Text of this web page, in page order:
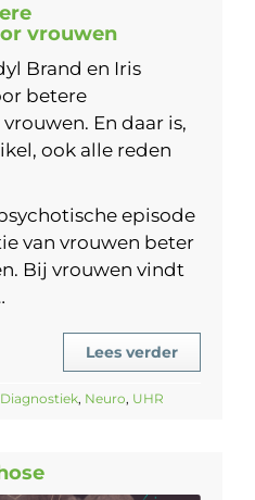
vrouwen
Brand en Iris
betere
En daar is,
ook alle reden
episode
van vrouwen beter
Bij vrouwen vindt
Lees verder
Diagnostiek, Neuro, UHR